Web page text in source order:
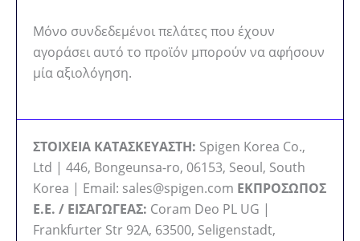
Μόνο συνδεδεμένοι πελάτες που έχουν
αγοράσει αυτό το προϊόν μπορούν να αφήσουν
μία αξιολόγηση.
ΣΤΟΙΧΕΙΑ ΚΑΤΑΣΚΕΥΑΣΤΗ: Spigen Korea Co.,
Ltd | 446, Bongeunsa-ro, 06153, Seoul, South
Korea | Email: sales@spigen.com ΕΚΠΡΟΣΩΠΟΣ
Ε.Ε. / ΕΙΣΑΓΩΓΕΑΣ: Coram Deo PL UG |
Frankfurter Str 92A, 63500, Seligenstadt,